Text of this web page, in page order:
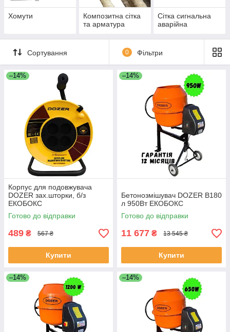
Хомути
Композитна сітка
та арматура
Сітка сигнальна
аварійна
Сортування 0 Фільтри
–14%
Корпус для подовжувача
DOZER зах.шторки, б/з
ЕКОБОКС
Готово до відправки
489 ₴ 567 ₴
Купити
–14%
Бетонозмішувач DOZER B180
л 950Вт ЕКОБОКС
Готово до відправки
11 677 ₴ 13 545 ₴
Купити
–14% –14%